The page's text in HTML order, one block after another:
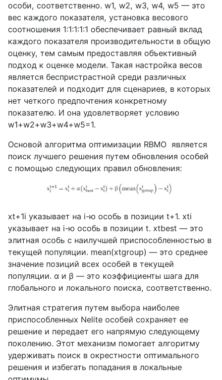
особи, соответственно. w1, w2, w3, w4, w5 — это
вес каждого показателя, установка весового
соотношения 1:1:1:1:1 обеспечивает равный вклад
каждого показателя производительности в общую
оценку, тем самым предоставляя объективный
подход к оценке модели. Такая настройка весов
является беспристрастной среди различных
показателей и подходит для сценариев, в которых
нет четкого предпочтения конкретному
показателю. И она удовлетворяет условию
w1+w2+w3+w4+w5=1.
Основой алгоритма оптимизации RBMO является
поиск лучшего решения путем обновления особей
с помощью следующих правил обновления:
xt+1i указывает на i-ю особь в позиции t+1. xti
указывает на i-ю особь в позиции t. xtbest — это
элитная особь с наилучшей приспособленностью в
текущей популяции. mean(xtgroup) — это среднее
значение позиций всех особей в текущей
популяции. α и β — это коэффициенты шага для
глобального и локального поиска, соответственно.
Элитная стратегия путем выбора наиболее
приспособленных Nelite особей сохраняет ее
решение и передает его напрямую следующему
поколению. Этот механизм помогает алгоритму
удерживать поиск в окрестности оптимального
решения и избегать попадания в локальные